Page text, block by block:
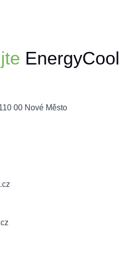
EnergyCool
00 Nové Město